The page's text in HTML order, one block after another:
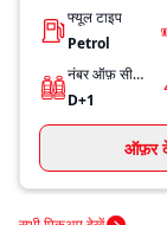
फ्यूल टाइप
Petrol
नंबर ऑफ़ सीट्स
D+1
ऑफ़र